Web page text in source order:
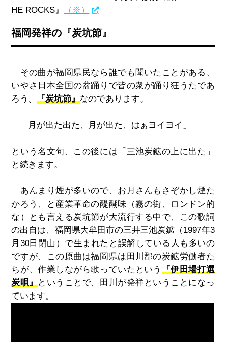
HE ROCKS』
（※）
福岡発祥の『炭坑節』
その曲が福岡県民なら誰でも聞いたことがある、
いやさ日本全国の盆踊りで皆の衆が踊り狂うたであ
ろう、『炭坑節』なのであります。
「月が出た出た、月が出た、はぁヨイヨイ」
という名文句、この後には「三池炭鉱の上に出た」
と続きます。
あんまり煙が多いので、お月さんもさぞかし煙た
かろう、と産業革命の醍醐味（霧の街、ロンドン的
な）とも言える炭坑節が大流行する中で、この歌詞
の出自は、福岡県大牟田市の三井三池炭鉱（1997年3
月30日閉山）で生まれたと誤解している人も多いの
ですが、この原曲は福岡県は田川郡の炭鉱労働者た
ちが、作業しながら歌っていたという 『伊田場打選
炭唄』ということで、田川が発祥ということになっ
ています。